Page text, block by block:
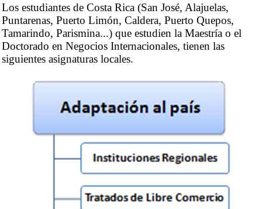
Maestría en Negocios Internacionales,Comercio Exterior
Transporte Internacional,Negocios en África.
Los estudiantes de Costa Rica (San José, Alajuelas,
Puntarenas, Puerto Limón, Caldera, Puerto Quepos,
Tamarindo, Parismina...) que estudien la Maestría o el
Doctorado en Negocios Internacionales, tienen las
siguientes asignaturas locales.